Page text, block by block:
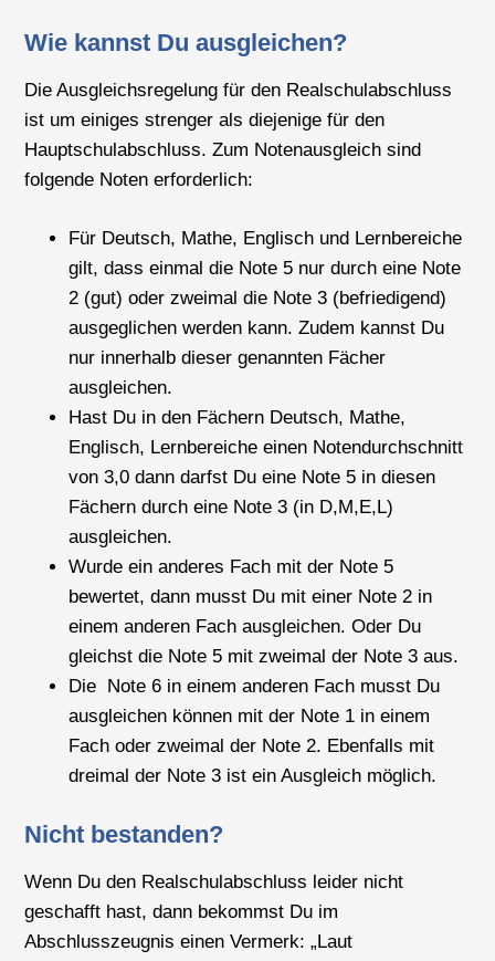
Wie kannst Du ausgleichen?
Die Ausgleichsregelung für den Realschulabschluss
ist um einiges strenger als diejenige für den
Hauptschulabschluss. Zum Notenausgleich sind
folgende Noten erforderlich:
Für Deutsch, Mathe, Englisch und Lernbereiche
gilt, dass einmal die Note 5 nur durch eine Note
2 (gut) oder zweimal die Note 3 (befriedigend)
ausgeglichen werden kann. Zudem kannst Du
nur innerhalb dieser genannten Fächer
ausgleichen.
Hast Du in den Fächern Deutsch, Mathe,
Englisch, Lernbereiche einen Notendurchschnitt
von 3,0 dann darfst Du eine Note 5 in diesen
Fächern durch eine Note 3 (in D,M,E,L)
ausgleichen.
Wurde ein anderes Fach mit der Note 5
bewertet, dann musst Du mit einer Note 2 in
einem anderen Fach ausgleichen. Oder Du
gleichst die Note 5 mit zweimal der Note 3 aus.
Die Note 6 in einem anderen Fach musst Du
ausgleichen können mit der Note 1 in einem
Fach oder zweimal der Note 2. Ebenfalls mit
dreimal der Note 3 ist ein Ausgleich möglich.
Nicht bestanden?
Wenn Du den Realschulabschluss leider nicht
geschafft hast, dann bekommst Du im
Abschlusszeugnis einen Vermerk: „Laut